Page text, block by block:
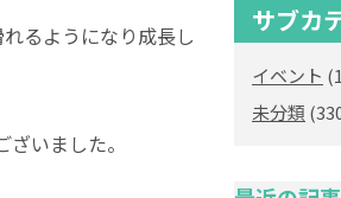
るようになり成長し
いました。
サブカ
イベント
未分類